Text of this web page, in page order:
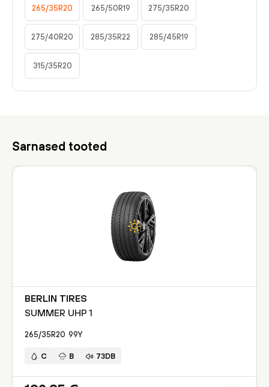
265/35R20 265/50R19 275/35R20
275/40R20 285/35R22 285/45R19
315/35R20
Sarnased tooted
BERLIN TIRES
SUMMER UHP 1
265/35R20 99Y
C B 73DB